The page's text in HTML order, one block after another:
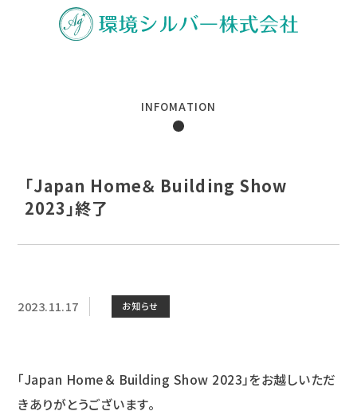
「Japan Home＆ Building Show
2023」終了
INFOMATION
2023.11.17 お知らせ
「Japan Home＆ Building Show 2023」をお越しいただ
きありがとうございます。